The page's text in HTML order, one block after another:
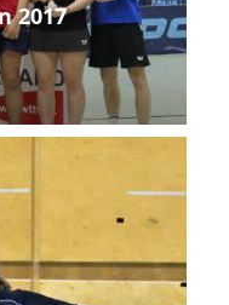
2017